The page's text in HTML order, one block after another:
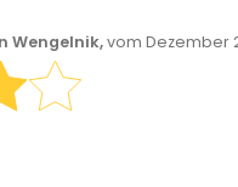
Wengelnik,vom Dezember